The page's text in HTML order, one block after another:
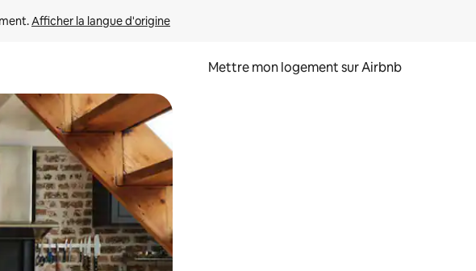
Afficher la langue d'origine
Mettre mon logement sur Airbnb